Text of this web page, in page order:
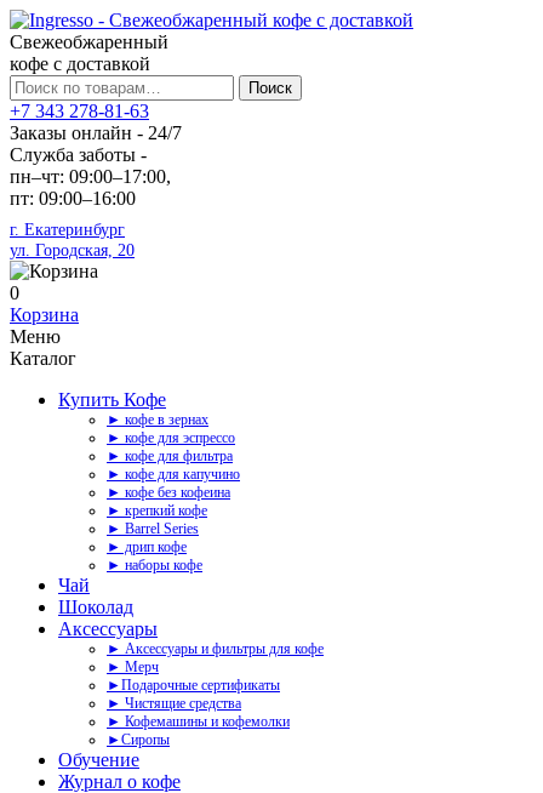
Свежеобжаренный
кофе с доставкой
Искать:
Поиск
+7 343 278-81-63
Заказы онлайн - 24/7
Служба заботы -
пн–чт: 09:00–17:00,
пт: 09:00–16:00
г. Екатеринбург
ул. Городская, 20
0
Корзина
Меню
Каталог
Купить Кофе
► кофе в зернах
► кофе для эспрессо
► кофе для фильтра
► кофе для капучино
► кофе без кофеина
► крепкий кофе
► Barrel Series
► дрип кофе
► наборы кофе
Чай
Шоколад
Аксессуары
► Аксессуары и фильтры для кофе
► Мерч
►Подарочные сертификаты
► Чистящие средства
► Кофемашины и кофемолки
►Сиропы
Обучение
Журнал о кофе